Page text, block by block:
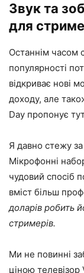
Звук та
для
Останнім часом
популярності
відкриває нові
доходу, але
Day пропонує
Я давно стежу
Мікрофонні
чудовий спосіб
вміст більш
доларів робить
стримерів.
Ми не повинні
ціною